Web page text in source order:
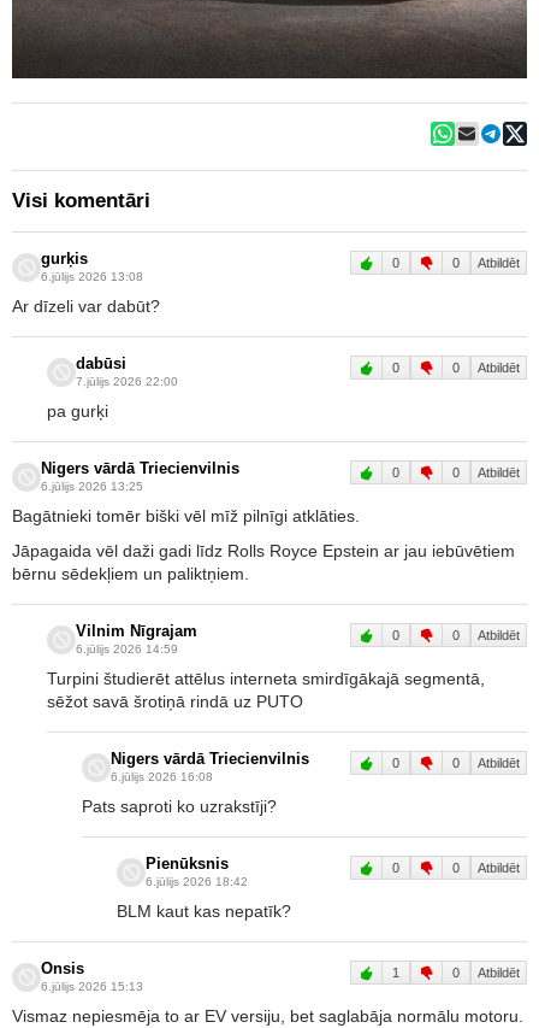
Visi komentāri
gurķis
6.jūlijs 2026 13:08
0 0 Atbildēt
Ar dīzeli var dabūt?
dabūsi
7.jūlijs 2026 22:00
0 0 Atbildēt
pa gurķi
Nigers vārdā Triecienvilnis
6.jūlijs 2026 13:25
0 0 Atbildēt
Bagātnieki tomēr biški vēl mīž pilnīgi atklāties.
Jāpagaida vēl daži gadi līdz Rolls Royce Epstein ar jau iebūvētiem
bērnu sēdekļiem un paliktņiem.
Vilnim Nīgrajam
6.jūlijs 2026 14:59
0 0 Atbildēt
Turpini študierēt attēlus interneta smirdīgākajā segmentā,
sēžot savā šrotiņā rindā uz PUTO
Nigers vārdā Triecienvilnis
6.jūlijs 2026 16:08
0 0 Atbildēt
Pats saproti ko uzrakstīji?
Pienūksnis
6.jūlijs 2026 18:42
0 0 Atbildēt
BLM kaut kas nepatīk?
Onsis
6.jūlijs 2026 15:13
1 0 Atbildēt
Vismaz nepiesmēja to ar EV versiju, bet saglabāja normālu motoru.